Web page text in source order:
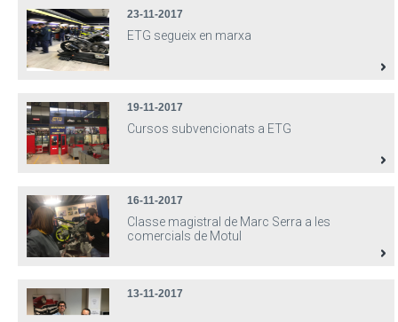
23-11-2017
ETG segueix en marxa
19-11-2017
Cursos subvencionats a ETG
16-11-2017
Classe magistral de Marc Serra a les
comercials de Motul
13-11-2017